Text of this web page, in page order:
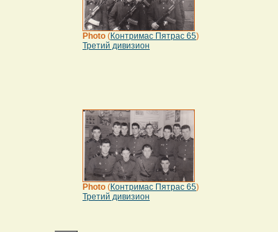
Photo (Контримас Пятрас 65)
Третий дивизион
Photo (Контримас Пятрас 65)
Третий дивизион